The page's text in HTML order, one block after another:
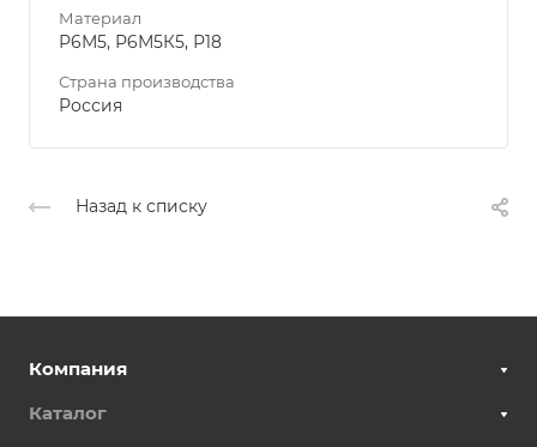
Материал
Р6М5, Р6М5К5, Р18
Страна производства
Россия
Назад к списку
Компания
Каталог